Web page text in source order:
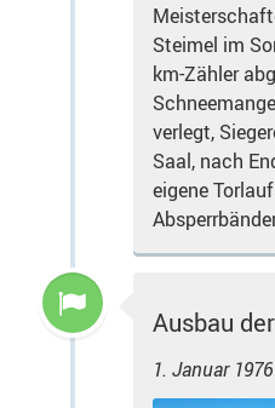
Steimel im
km-Zähler
verlegt,
Saal, nach
eigene
Ausbau
1. Januar 1976